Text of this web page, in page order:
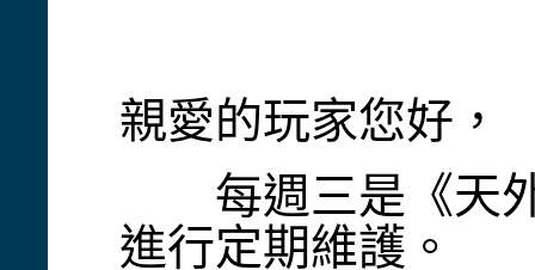
親愛的玩家您好，
每週三是《天外
進行定期維護。